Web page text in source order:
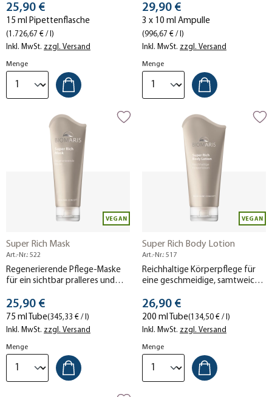
Stückpreis
25,90 €
15 ml Pipettenflasche
(1.726,67 € / l)
Inkl. MwSt. zzgl. Versand
Menge
Stückpreis
29,90 €
3 x 10 ml Ampulle
(996,67 € / l)
Inkl. MwSt. zzgl. Versand
Menge
VEGAN
Super Rich Mask
Art.-Nr.: 522
Regenerierende Pflege-Maske
für ein sichtbar pralleres und
Stückpreis
25,90 €
75 ml Tube(345,33 € / l)
Inkl. MwSt. zzgl. Versand
Menge
VEGAN
Super Rich Body Lotion
Art.-Nr.: 517
Reichhaltige Körperpflege für
eine geschmeidige, samtweiche
Stückpreis
26,90 €
200 ml Tube(134,50 € / l)
Inkl. MwSt. zzgl. Versand
Menge